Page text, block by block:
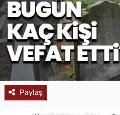
Paylaş